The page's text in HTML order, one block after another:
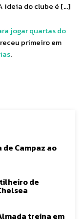
ideia do clube é […]
jogar quartas do
primeiro em
.
Campaz ao
de
treina em